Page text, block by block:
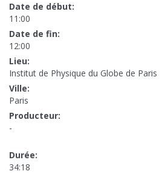
Date de début:
11:00
Date de fin:
12:00
Lieu:
Institut de Physique du Globe de Paris
Ville:
Paris
Producteur:
-
Durée:
34:18